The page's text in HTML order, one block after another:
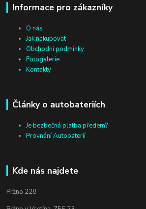
Informace pro zákazníky
O nás
Jak nakupovat
Obchodní podmínky
Fotogalerie
Kontakty
Články o autobateriích
Je bezbečná platba předem?
Provnání Autobateríí
Kde nás najdete
Pržno 228